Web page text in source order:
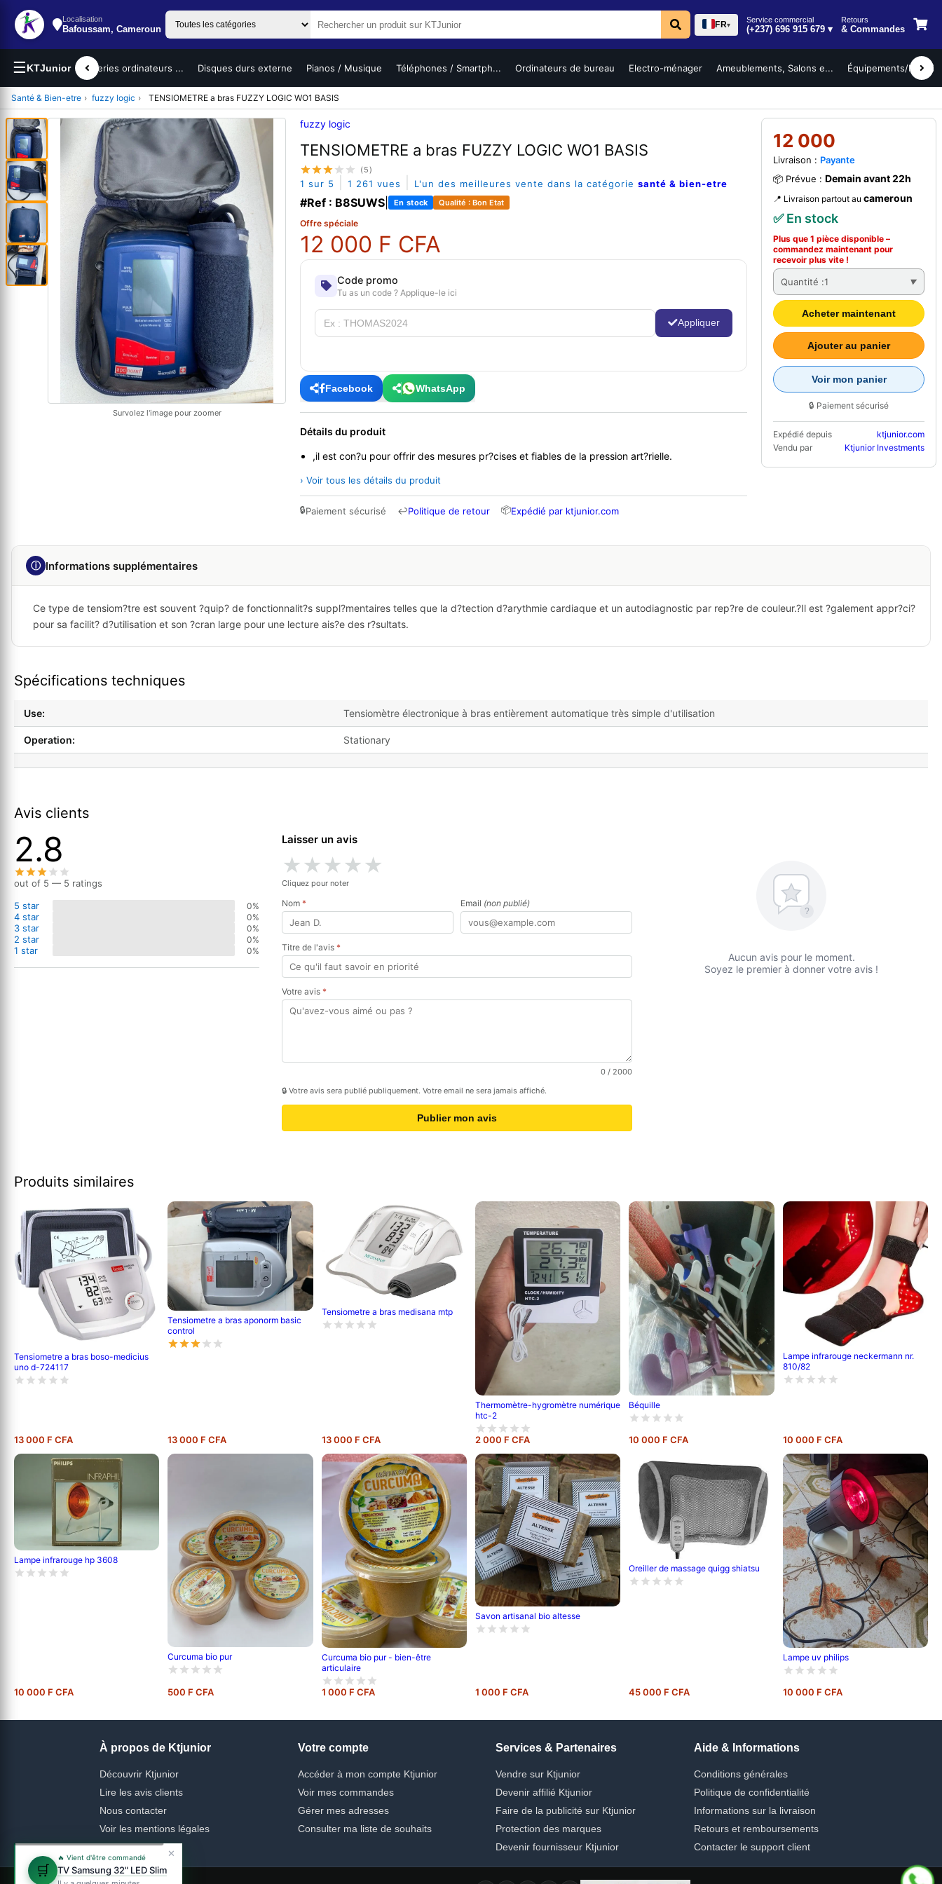
Localisation
Bafoussam, Cameroun FR▾
Service commercial
(+237) 696 915 679 ▾
Retours
& Commandes
☰KTJunior
portables Batteries ordinateurs ... Disques durs externe Pianos / Musique Téléphones / Smartph... Ordinateurs de bureau Electro-ménager Ameublements, Salons e... Équipements/
Santé & Bien-etre › fuzzy logic › TENSIOMETRE a bras FUZZY LOGIC WO1 BASIS
Survolez l'image pour zoomer
fuzzy logic
TENSIOMETRE a bras FUZZY LOGIC WO1 BASIS
(5)
1 sur 5 1 261 vues L'un des meilleures vente dans la catégorie santé & bien-etre
#Ref : B8SUWS En stock Qualité : Bon Etat
Offre spéciale
12 000 F CFA
Code promo
Tu as un code ? Applique-le ici
Appliquer
Facebook WhatsApp
Détails du produit
,il est con?u pour offrir des mesures pr?cises et fiables de la pression art?rielle.
› Voir tous les détails du produit
🔒Paiement sécurisé ↩Politique de retour 📦Expédié par ktjunior.com
12 000
Livraison : Payante
📦 Prévue : Demain avant 22h
📍 Livraison partout au cameroun
✅ En stock
Plus que 1 pièce disponible –
commandez maintenant pour
recevoir plus vite !
Quantité :1
Acheter maintenant
Ajouter au panier
Voir mon panier
🔒 Paiement sécurisé
Expédié depuis
ktjunior.com
Vendu par
Ktjunior Investments
ⓘ Informations supplémentaires
Ce type de tensiom?tre est souvent ?quip? de fonctionnalit?s suppl?mentaires telles que la d?tection d?arythmie cardiaque et un autodiagnostic par rep?re de couleur.?Il est ?galement appr?ci?
pour sa facilit? d?utilisation et son ?cran large pour une lecture ais?e des r?sultats.
Spécifications techniques
Use: Tensiomètre électronique à bras entièrement automatique très simple d'utilisation
Operation: Stationary
Avis clients
2.8
out of 5 — 5 ratings
5 star
0%
4 star 0%
3 star 0%
2 star 0%
1 star 0%
Laisser un avis
★★★★★
Cliquez pour noter
Nom * Email (non publié)
Titre de l'avis *
Votre avis *
0 / 2000
🔒 Votre avis sera publié publiquement. Votre email ne sera jamais affiché.
Publier mon avis
?
Aucun avis pour le moment.
Soyez le premier à donner votre avis !
Produits similaires
Tensiometre a bras boso-medicius
uno d-724117
13 000 F CFA
Tensiometre a bras aponorm basic
control
13 000 F CFA
Tensiometre a bras medisana mtp
13 000 F CFA
Thermomètre-hygromètre numérique
htc-2
2 000 F CFA
Béquille
10 000 F CFA
Lampe infrarouge neckermann nr.
810/82
10 000 F CFA
Lampe infrarouge hp 3608
10 000 F CFA
Curcuma bio pur
500 F CFA
Curcuma bio pur - bien-être
articulaire
1 000 F CFA
Savon artisanal bio altesse
1 000 F CFA
Oreiller de massage quigg shiatsu
45 000 F CFA
Lampe uv philips
10 000 F CFA
À propos de Ktjunior
Découvrir Ktjunior
Lire les avis clients
Nous contacter
Voir les mentions légales
Votre compte
Accéder à mon compte Ktjunior
Voir mes commandes
Gérer mes adresses
Consulter ma liste de souhaits
Services & Partenaires
Vendre sur Ktjunior
Devenir affilié Ktjunior
Faire de la publicité sur Ktjunior
Protection des marques
Devenir fournisseur Ktjunior
Aide & Informations
Conditions générales
Politique de confidentialité
Informations sur la livraison
Retours et remboursements
Contacter le support client
🛒
🔥 Vient d'être commandé
TV Samsung 32" LED Slim
✕